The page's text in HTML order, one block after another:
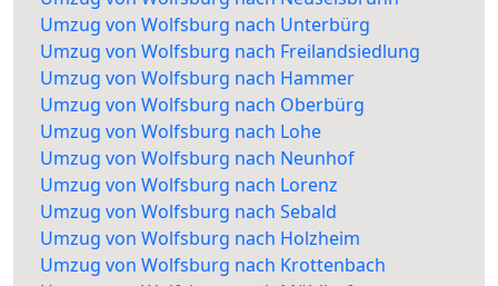
Umzug von Wolfsburg nach Unterbürg
Umzug von Wolfsburg nach Freilandsiedlung
Umzug von Wolfsburg nach Hammer
Umzug von Wolfsburg nach Oberbürg
Umzug von Wolfsburg nach Lohe
Umzug von Wolfsburg nach Neunhof
Umzug von Wolfsburg nach Lorenz
Umzug von Wolfsburg nach Sebald
Umzug von Wolfsburg nach Holzheim
Umzug von Wolfsburg nach Krottenbach